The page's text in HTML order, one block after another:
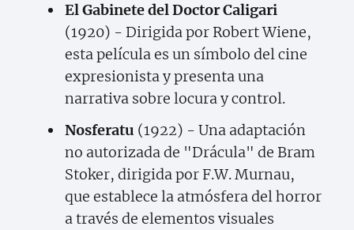
El Gabinete del Doctor Caligari
(1920) - Dirigida por Robert Wiene,
esta película es un símbolo del cine
expresionista y presenta una
narrativa sobre locura y control.
Nosferatu (1922) - Una adaptación
no autorizada de "Drácula" de Bram
Stoker, dirigida por F.W. Murnau,
que establece la atmósfera del horror
a través de elementos visuales